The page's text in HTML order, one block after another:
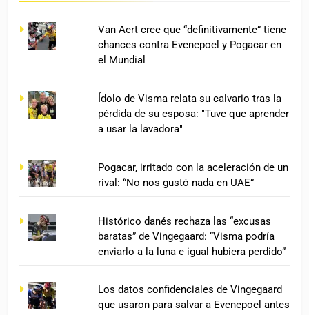
Van Aert cree que “definitivamente” tiene
chances contra Evenepoel y Pogacar en
el Mundial
Ídolo de Visma relata su calvario tras la
pérdida de su esposa: "Tuve que aprender
a usar la lavadora"
Pogacar, irritado con la aceleración de un
rival: “No nos gustó nada en UAE”
Histórico danés rechaza las “excusas
baratas” de Vingegaard: “Visma podría
enviarlo a la luna e igual hubiera perdido”
Los datos confidenciales de Vingegaard
que usaron para salvar a Evenepoel antes